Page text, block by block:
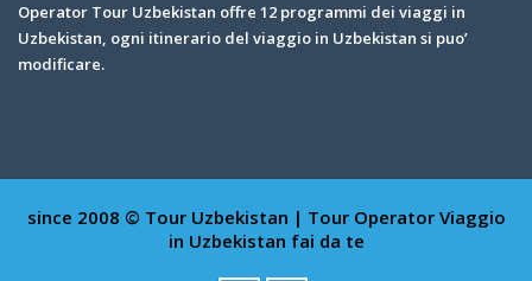
Operator Tour Uzbekistan offre 12 programmi dei viaggi in
Uzbekistan, ogni itinerario del viaggio in Uzbekistan si puo’
modificare.
since 2008 © Tour Uzbekistan | Tour Operator Viaggio
in Uzbekistan fai da te